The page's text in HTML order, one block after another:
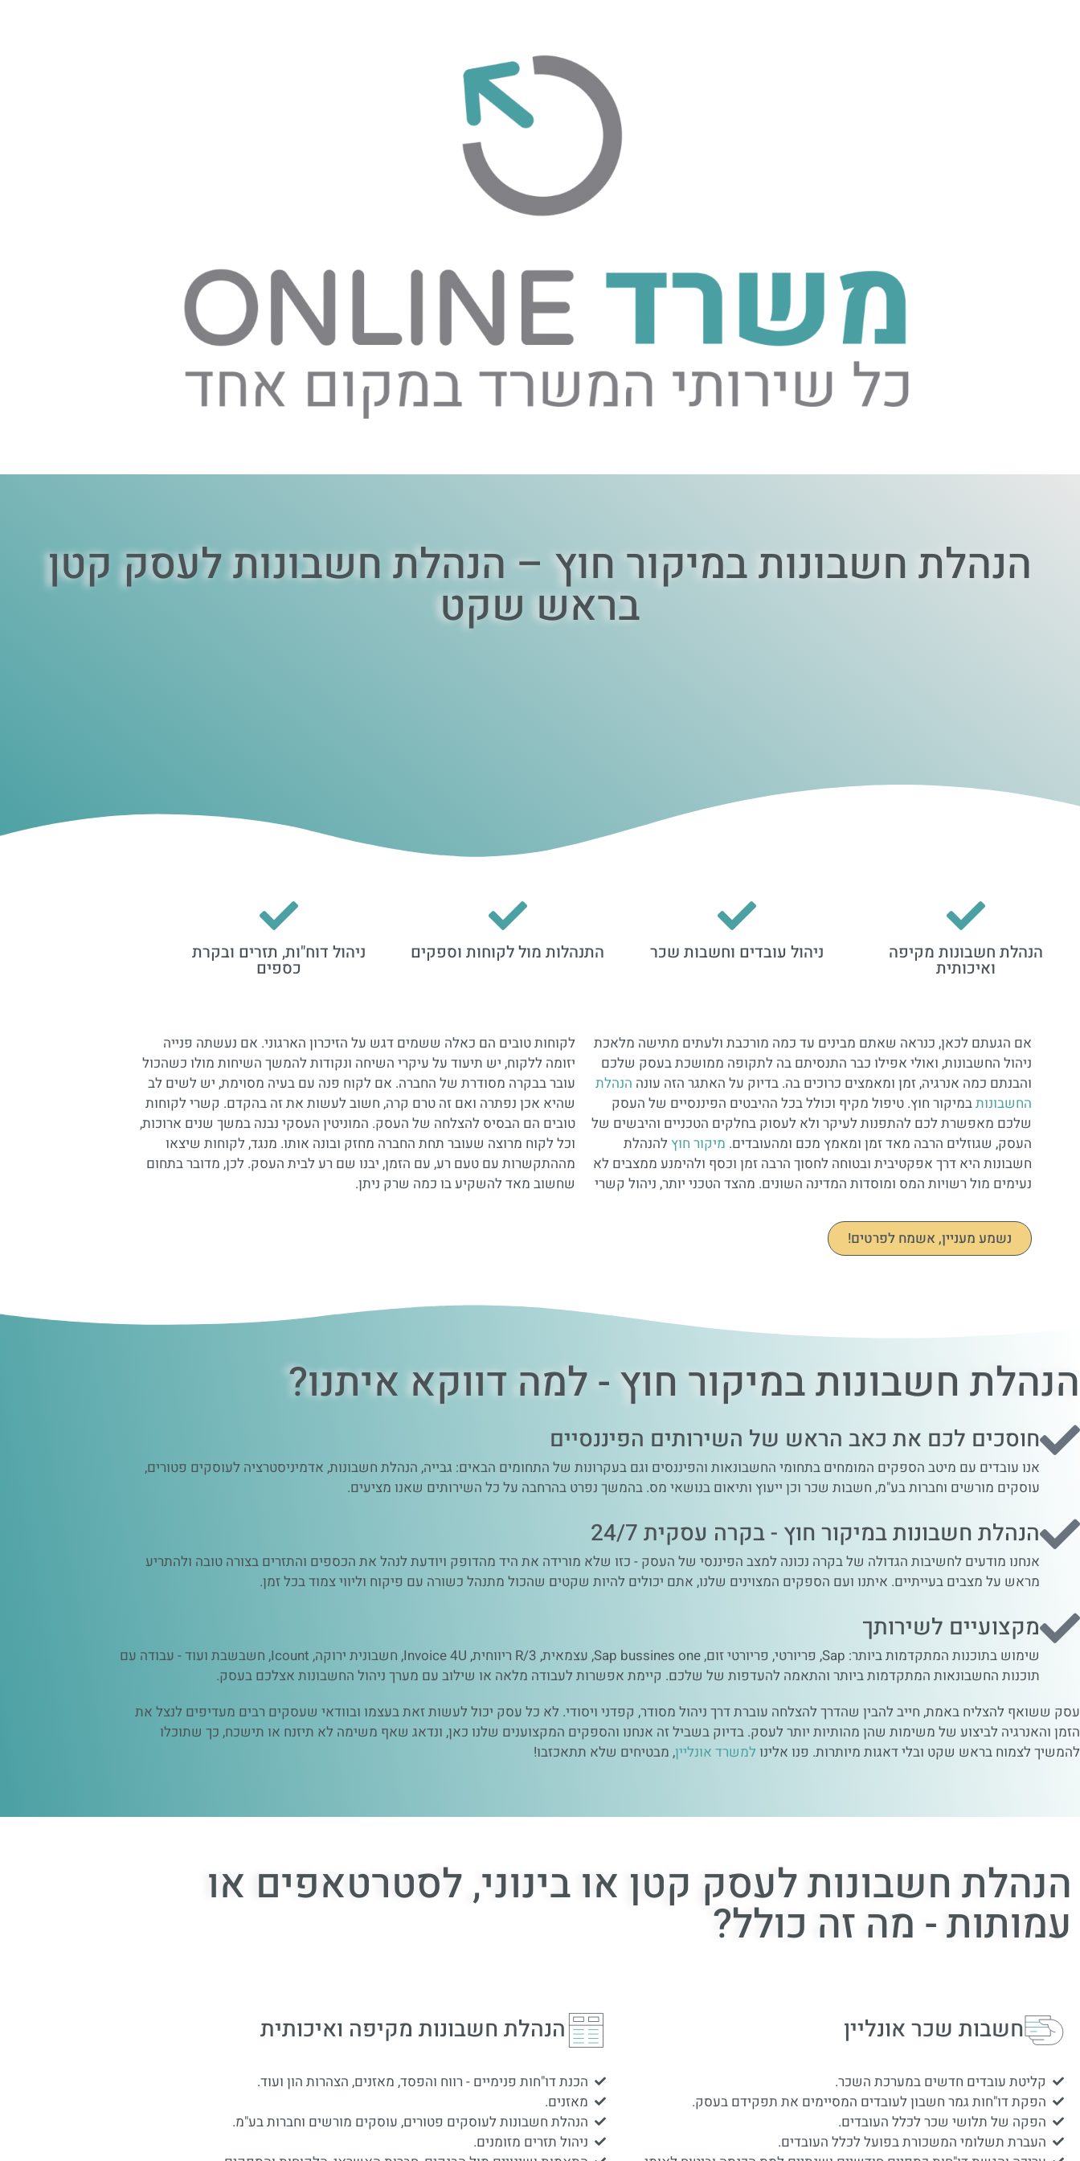
הנהלת חשבונות במיקור חוץ – הנהלת חשבונות לעסק קטן
בראש שקט
הנהלת חשבונות מקיפה
ואיכותית
ניהול עובדים וחשבות שכר התנהלות מול לקוחות וספקים ניהול דוח"ות, תזרים ובקרת
כספים
אם הגעתם לכאן, כנראה שאתם מבינים עד כמה מורכבת ולעתים מתישה מלאכת
ניהול החשבונות, ואולי אפילו כבר התנסיתם בה לתקופה ממושכת בעסק שלכם
והבנתם כמה אנרגיה, זמן ומאמצים כרוכים בה. בדיוק על האתגר הזה עונה הנהלת
החשבונותבמיקור חוץ. טיפול מקיף וכולל בכל ההיבטים הפיננסיים של העסק
שלכם מאפשרת לכם להתפנות לעיקר ולא לעסוק בחלקים הטכניים והיבשים של
העסק, שגוזלים הרבה מאד זמן ומאמץ מכם ומהעובדים. מיקור חוץ להנהלת
חשבונות היא דרך אפקטיבית ובטוחה לחסוך הרבה זמן וכסף ולהימנע ממצבים לא
נעימים מול רשויות המס ומוסדות המדינה השונים. מהצד הטכני יותר, ניהול קשרי
לקוחות טובים הם כאלה ששמים דגש על הזיכרון הארגוני. אם נעשתה פנייה
יזומה ללקוח, יש תיעוד על עיקרי השיחה ונקודות להמשך השיחות מולו כשהכול
עובר בבקרה מסודרת של החברה. אם לקוח פנה עם בעיה מסוימת, יש לשים לב
שהיא אכן נפתרה ואם זה טרם קרה, חשוב לעשות את זה בהקדם. קשרי לקוחות
טובים הם הבסיס להצלחה של העסק. המוניטין העסקי נבנה במשך שנים ארוכות,
וכל לקוח מרוצה שעובר תחת החברה מחזק ובונה אותו. מנגד, לקוחות שיצאו
מההתקשרות עם טעם רע, עם הזמן, יבנו שם רע לבית העסק. לכן, מדובר בתחום
שחשוב מאד להשקיע בו כמה שרק ניתן.
נשמע מעניין, אשמח לפרטים!
הנהלת חשבונות במיקור חוץ - למה דווקא איתנו?
חוסכים לכם את כאב הראש של השירותים הפיננסיים
אנו עובדים עם מיטב הספקים המומחים בתחומי החשבונאות והפיננסים וגם בעקרונות של התחומים הבאים: גבייה, הנהלת חשבונות, אדמיניסטרציה לעוסקים פטורים,
עוסקים מורשים וחברות בע"מ, חשבות שכר וכן ייעוץ ותיאום בנושאי מס. בהמשך נפרט בהרחבה על כל השירותים שאנו מציעים.
הנהלת חשבונות במיקור חוץ - בקרה עסקית 24/7
אנחנו מודעים לחשיבות הגדולה של בקרה נכונה למצב הפיננסי של העסק - כזו שלא מורידה את היד מהדופק ויודעת לנהל את הכספים והתזרים בצורה טובה ולהתריע
מראש על מצבים בעייתיים. איתנו ועם הספקים המצוינים שלנו, אתם יכולים להיות שקטים שהכול מתנהל כשורה עם פיקוח וליווי צמוד בכל זמן.
מקצועיים לשירותך
שימוש בתוכנות המתקדמות ביותר: Sap, פריורטי, פריורטי זום, Sap bussines one, עצמאית, R/3 ריווחית, Invoice 4U, חשבונית ירוקה, Icount, חשבשבת ועוד - עבודה עם
תוכנות החשבונאות המתקדמות ביותר והתאמה להעדפות של שלכם. קיימת אפשרות לעבודה מלאה או שילוב עם מערך ניהול החשבונות אצלכם בעסק.
עסק ששואף להצליח באמת, חייב להבין שהדרך להצלחה עוברת דרך ניהול מסודר, קפדני ויסודי. לא כל עסק יכול לעשות זאת בעצמו ובוודאי שעסקים רבים מעדיפים לנצל את
הזמן והאנרגיה לביצוע של משימות שהן מהותיות יותר לעסק. בדיוק בשביל זה אנחנו והספקים המקצוענים שלנו כאן, ונדאג שאף משימה לא תיזנח או תישכח, כך שתוכלו
להמשיך לצמוח בראש שקט ובלי דאגות מיותרות. פנו אלינו למשרד אונליין, מבטיחים שלא תתאכזבו!
הנהלת חשבונות לעסק קטן או בינוני, לסטרטאפים או
עמותות - מה זה כולל?
חשבות שכר אונליין
קליטת עובדים חדשים במערכת השכר.
הפקת דו"חות גמר חשבון לעובדים המסיימים את תפקידם בעסק.
הפקה של תלושי שכר לכלל העובדים.
העברת תשלומי המשכורת בפועל לכלל העובדים.
הנהלת חשבונות מקיפה ואיכותית
הכנת דו"חות פנימיים - רווח והפסד, מאזנים, הצהרות הון ועוד.
מאזנים.
הנהלת חשבונות לעוסקים פטורים, עוסקים מורשים וחברות בע"מ.
ניהול תזרים מזומנים.